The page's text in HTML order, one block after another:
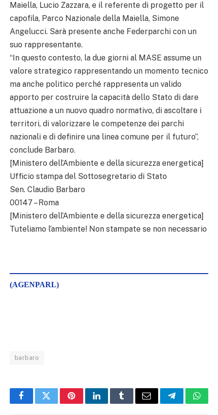
Maiella, Lucio Zazzara, e il referente di progetto per il
capofila, Parco Nazionale della Maiella, Simone
Angelucci. Sarà presente anche Federparchi con un
suo rappresentante.
“In questo contesto, la due giorni al MASE assume un
valore strategico rappresentando un momento tecnico
ma anche politico perché rappresenta un valido
apporto per costruire la capacità dello Stato di dare
attuazione a un nuovo quadro normativo, di ascoltare i
territori, di valorizzare le competenze dei parchi
nazionali e di definire una linea comune per il futuro”,
conclude Barbaro.
[Ministero dell’Ambiente e della sicurezza energetica]
Ufficio stampa del Sottosegretario di Stato
Sen. Claudio Barbaro
00147 – Roma
[Ministero dell’Ambiente e della sicurezza energetica]
Tuteliamo l’ambiente! Non stampate se non necessario
(AGENPARL)
barbaro
FacebookTwitterPinterestLinkedInTumblrEmail Telegram